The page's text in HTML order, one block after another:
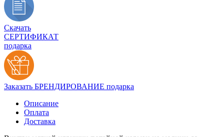
Скачать
СЕРТИФИКАТ
подарка
Заказать БРЕНДИРОВАНИЕ подарка
Описание
Оплата
Доставка